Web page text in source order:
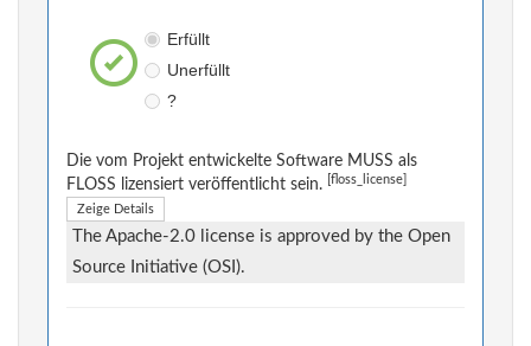
Erfüllt
Unerfüllt
?
Die vom Projekt entwickelte Software MUSS als
FLOSS lizensiert veröffentlicht sein.
[floss_license]
Zeige Details
The Apache-2.0 license is approved by the Open
Source Initiative (OSI).